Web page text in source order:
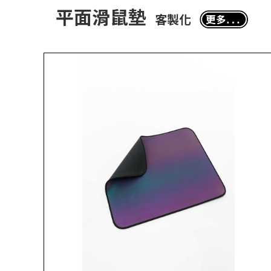
平面滑鼠墊 客製化